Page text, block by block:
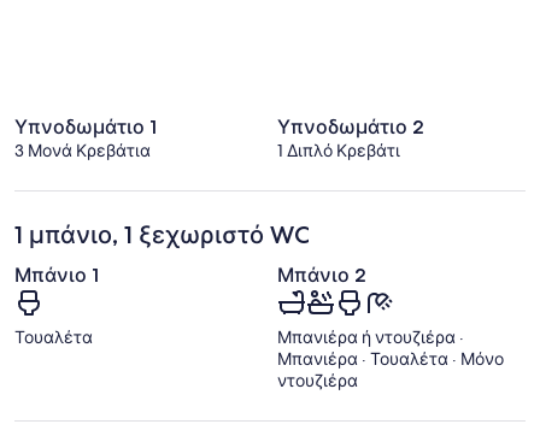
Υπνοδωμάτιο 1
3 Μονά Κρεβάτια
Υπνοδωμάτιο 2
1 Διπλό Κρεβάτι
1 μπάνιο, 1 ξεχωριστό WC
Μπάνιο 1
Τουαλέτα
Μπάνιο 2
Μπανιέρα ή ντουζιέρα ·
Μπανιέρα · Τουαλέτα · Μόνο
ντουζιέρα